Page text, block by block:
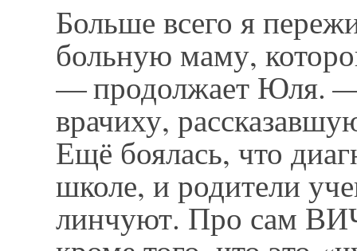
Больше всего я
больную маму,
— продолжает Юля.
врачиху,
Ещё боялась, что
школе, и родители
линчуют. Про сам